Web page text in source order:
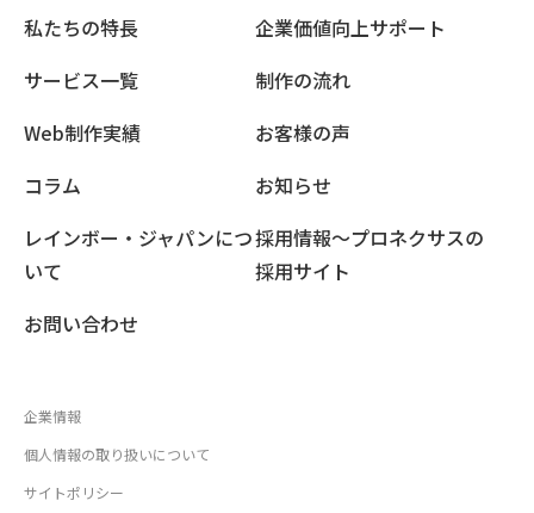
私たちの特長
企業価値向上サポート
サービス一覧
制作の流れ
Web制作実績
お客様の声
コラム
お知らせ
レインボー・ジャパンにつ
いて
採用情報〜プロネクサスの
採用サイト
お問い合わせ
企業情報
個人情報の取り扱いについて
サイトポリシー